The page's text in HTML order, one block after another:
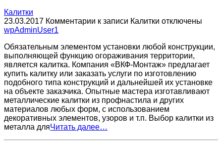
Калитки
23.03.2017 Комментарии к записи Калитки отключены
wpAdminUser1
Обязательным элементом установки любой конструкции,
выполняющей функцию огораживания территории,
является калитка. Компания «ВКФ-Монтаж» предлагает
купить калитку или заказать услуги по изготовлению
подобного типа конструкций и дальнейшей их установке
на объекте заказчика. Опытные мастера изготавливают
металлические калитки из профнастила и других
материалов любых форм, с использованием
декоративных элементов, узоров и т.п. Выбор калитки из
металла дляЧитать далее…